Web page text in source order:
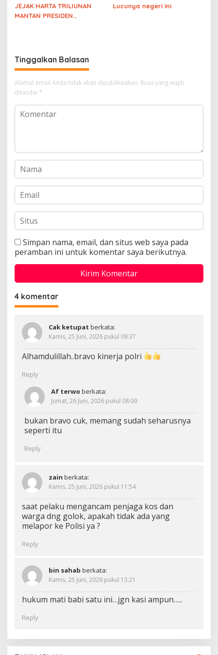
JEJAK HARTA TRILIUNAN
MANTAN PRESIDEN
Lucunya negeri ini
Tinggalkan Balasan
Alamat email Anda tidak akan dipublikasikan. Ruas yang wajib
ditandai *
Simpan nama, email, dan situs web saya pada
peramban ini untuk komentar saya berikutnya.
4 komentar
Cak ketupat berkata:
Kamis, 25 Juni, 2026 pukul 09:37
Alhamdulillah..bravo kinerja polri
Reply
Af terwo berkata:
Jumat, 26 Juni, 2026 pukul 08:09
bukan bravo cuk, memang sudah seharusnya
seperti itu
Reply
zain berkata:
Kamis, 25 Juni, 2026 pukul 11:54
saat pelaku mengancam penjaga kos dan
warga dng golok, apakah tidak ada yang
melapor ke Polisi ya ?
Reply
bin sahab berkata:
Kamis, 25 Juni, 2026 pukul 13:21
hukum mati babi satu ini…jgn kasi ampun…..
Reply